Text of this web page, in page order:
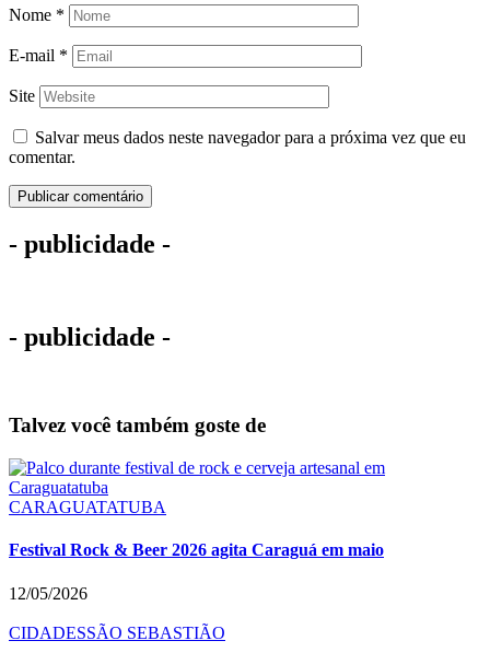
Nome *
E-mail *
Site
Salvar meus dados neste navegador para a próxima vez que eu
comentar.
- publicidade -
- publicidade -
Talvez você também goste de
CARAGUATATUBA
Festival Rock & Beer 2026 agita Caraguá em maio
12/05/2026
CIDADESSÃO SEBASTIÃO